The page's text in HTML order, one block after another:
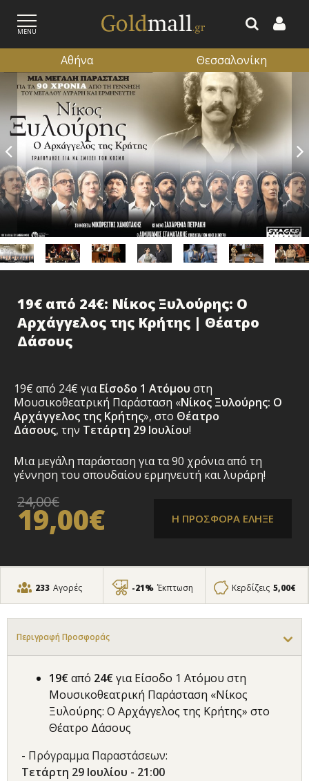
MENU
ΕΓΓΡΑΦΗ ΕΙΣΟΔΟΣ
Αθήνα Θεσσαλονίκη
19€ από 24€: Νίκος Ξυλούρης: Ο
Αρχάγγελος της Κρήτης | Θέατρο
Δάσους
19€ από 24€ γιαΕίσοδο 1 Ατόμου στη
Μουσικοθεατρική Παράσταση «Νίκος Ξυλούρης: Ο
Αρχάγγελος της Κρήτης», στο Θέατρο
Δάσους, την Τετάρτη 29 Ιουλίου!
Μια μεγάλη παράσταση για τα 90 χρόνια από τη
γέννηση του σπουδαίου ερμηνευτή και λυράρη!
24,00€
19,00€ Η ΠΡΟΣΦΟΡΑ ΕΛΗΞΕ
233 Αγορές -21% Έκπτωση Κερδίζεις 5,00€
Περιγραφή Προσφοράς
19€από 24€για Είσοδο 1 Ατόμου στη
Μουσικοθεατρική Παράσταση «Νίκος
Ξυλούρης: Ο Αρχάγγελος της Κρήτης» στο
Θέατρο Δάσους
- Πρόγραμμα Παραστάσεων:
Τετάρτη 29 Ιουλίου - 21:00